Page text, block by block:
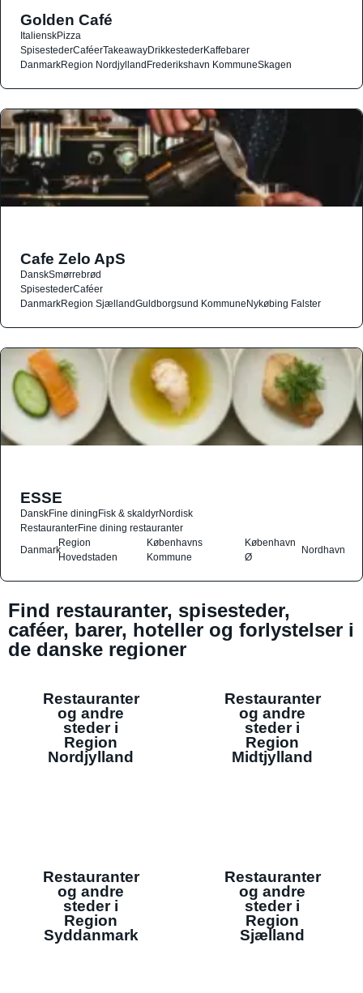
Golden Café
ItalienskPizza
SpisestederCaféerTakeawayDrikkestederKaffebarer
DanmarkRegion NordjyllandFrederikshavn KommuneSkagen
Cafe Zelo ApS
DanskSmørrebrød
SpisestederCaféer
DanmarkRegion SjællandGuldborgsund KommuneNykøbing Falster
ESSE
DanskFine diningFisk & skaldyrNordisk
RestauranterFine dining restauranter
Danmark
Region
Hovedstaden
Københavns
Kommune
København
Ø
Nordhavn
Find restauranter, spisesteder,
caféer, barer, hoteller og forlystelser i
de danske regioner
Restauranter
og andre
steder i
Region
Nordjylland
Restauranter
og andre
steder i
Region
Midtjylland
Restauranter
og andre
steder i
Region
Syddanmark
Restauranter
og andre
steder i
Region
Sjælland